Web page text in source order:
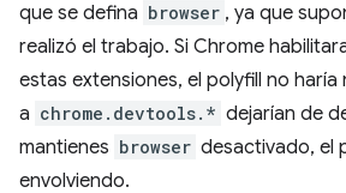
que se defina browser , ya que
realizó el trabajo. Si Chrome
estas extensiones, el polyfill no haría
a chrome.devtools.* dejarían de
mantienes browser desactivado, el
envolviendo.